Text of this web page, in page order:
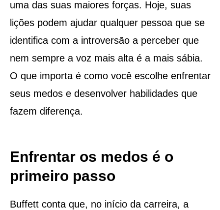
uma das suas maiores forças. Hoje, suas
lições podem ajudar qualquer pessoa que se
identifica com a introversão a perceber que
nem sempre a voz mais alta é a mais sábia.
O que importa é como você escolhe enfrentar
seus medos e desenvolver habilidades que
fazem diferença.
Enfrentar os medos é o
primeiro passo
Buffett conta que, no início da carreira, a